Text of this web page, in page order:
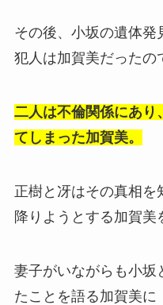
その後、小坂の遺体発
犯人は加賀美だったの
二人は不倫関係にあり
てしまった加賀美。
正樹と冴はその真相を
降りようとする加賀美
妻子がいながらも小坂
たことを語る加賀美に